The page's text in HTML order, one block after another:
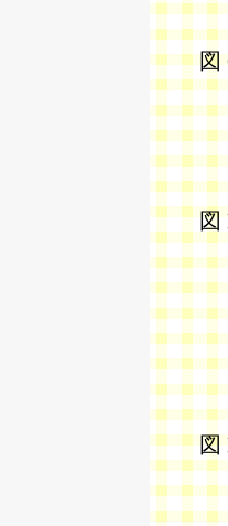
図
図
図